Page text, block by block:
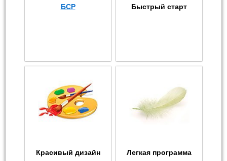
БСР Быстрый старт
Красивый дизайн Легкая программа